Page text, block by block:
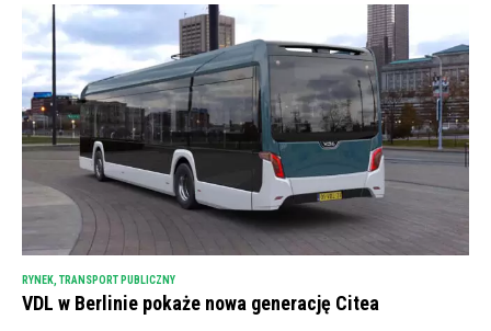
RYNEK TRANSPORT PUBLICZNY
VDL w Berlinie pokaże nowa generację Citea